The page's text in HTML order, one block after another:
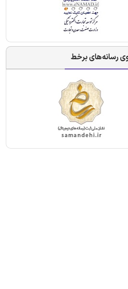
رسانه‌های برخط